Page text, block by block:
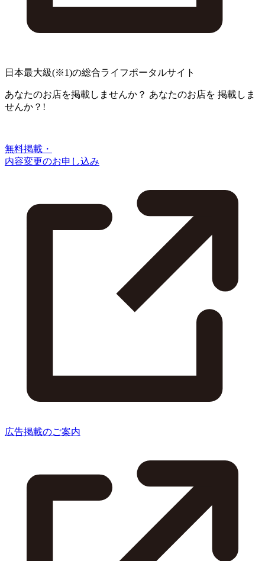
日本最大級(※1)の総合ライフポータルサイト
あなたのお店を掲載しませんか？ あなたのお店を 掲載しま
せんか？!
無料掲載・
内容変更のお申し込み
広告掲載のご案内